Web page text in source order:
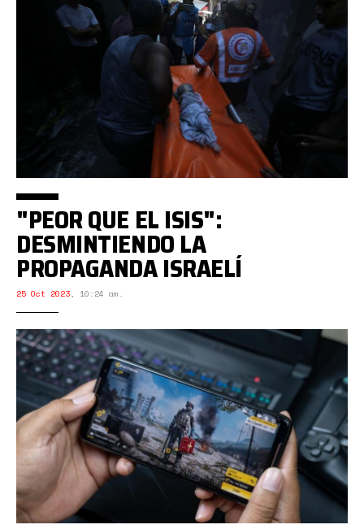
"PEOR QUE EL ISIS":
DESMINTIENDO LA
PROPAGANDA ISRAELÍ
25 Oct 2023, 10:24 am.